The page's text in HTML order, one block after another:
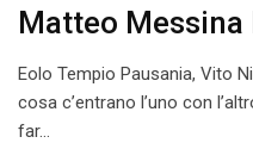
Matteo Messina
Eolo Tempio Pausania, Vito
cosa c’entrano l’uno con
far…